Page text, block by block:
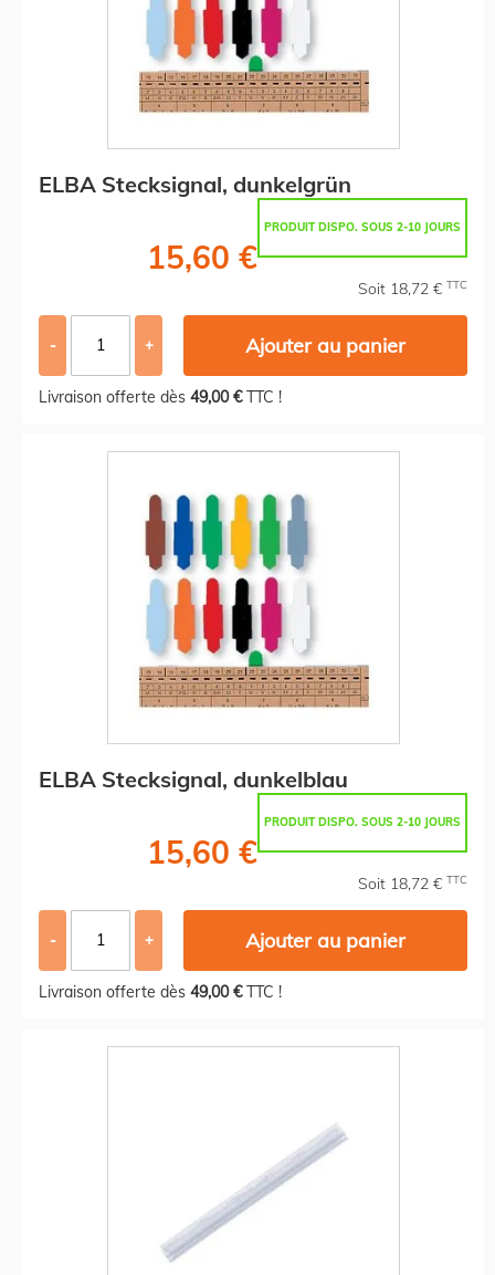
ELBA Stecksignal, dunkelgrün
PRODUIT DISPO. SOUS 2-10 JOURS
15,60 €
Soit 18,72 € TTC
- + Ajouter au panier
Livraison offerte dès 49,00 €TTC !
ELBA Stecksignal, dunkelblau
PRODUIT DISPO. SOUS 2-10 JOURS
15,60 €
Soit 18,72 € TTC
- + Ajouter au panier
Livraison offerte dès 49,00 €TTC !